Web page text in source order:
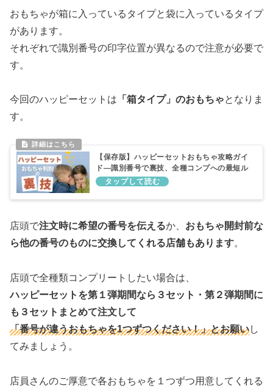
おもちゃが箱に入っているタイプと袋に入っているタイプ
があります。
それぞれで識別番号の印字位置が異なるので注意が必要で
す。
今回のハッピーセットは 「箱タイプ」のおもちゃとなりま
す。
【保存版】ハッピーセットおもちゃ攻略ガイ
ド―識別番号で裏技、全種コンプへの最短ル
ート
店頭で注文時に希望の番号を伝えるか、 おもちゃ開封前な
ら他の番号のものに交換してくれる店舗もあります。
店頭で全種類コンプリートしたい場合は、
ハッピーセットを第１弾期間なら３セット・第２弾期間に
も３セットまとめて注文して
「番号が違うおもちゃを1つずつください！」とお願いし
てみましょう。
店員さんのご厚意で各おもちゃを１つずつ用意してくれる